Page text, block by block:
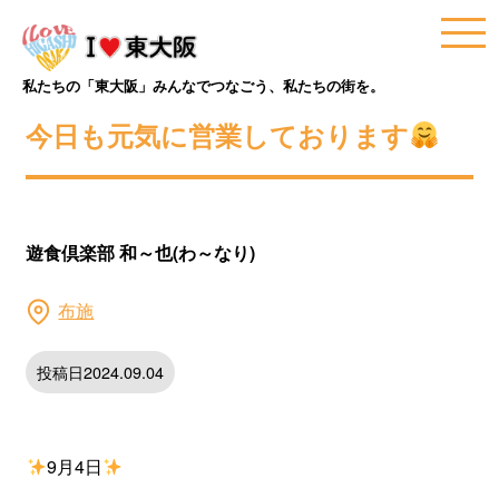
私たちの「東大阪」みんなでつなごう、私たちの街を。
今日も元気に営業しております
遊食倶楽部 和～也(わ～なり)
布施
投稿日2024.09.04
9月4日